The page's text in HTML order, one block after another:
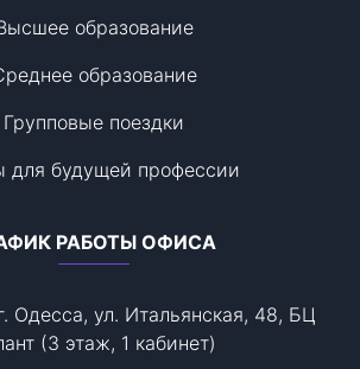
образование
образование
Групповые поездки
для будущей профессии
РАБОТЫ ОФИСА
Одесса, ул. Итальянская, 48, БЦ
(3 этаж, 1 кабинет)